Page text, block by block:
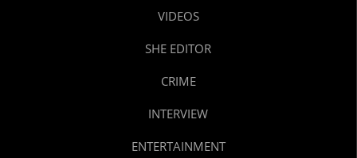
VIDEOS
SHE EDITOR
CRIME
INTERVIEW
ENTERTAINMENT